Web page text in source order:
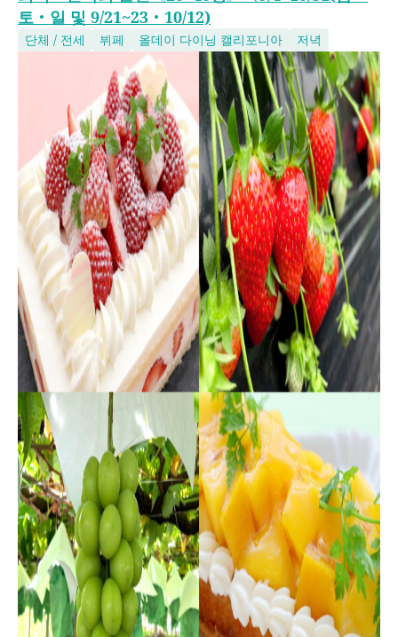
토・일 및 9/21~23・10/12)
단체 / 전세 뷔페 올데이 다이닝 캘리포니아 저녁